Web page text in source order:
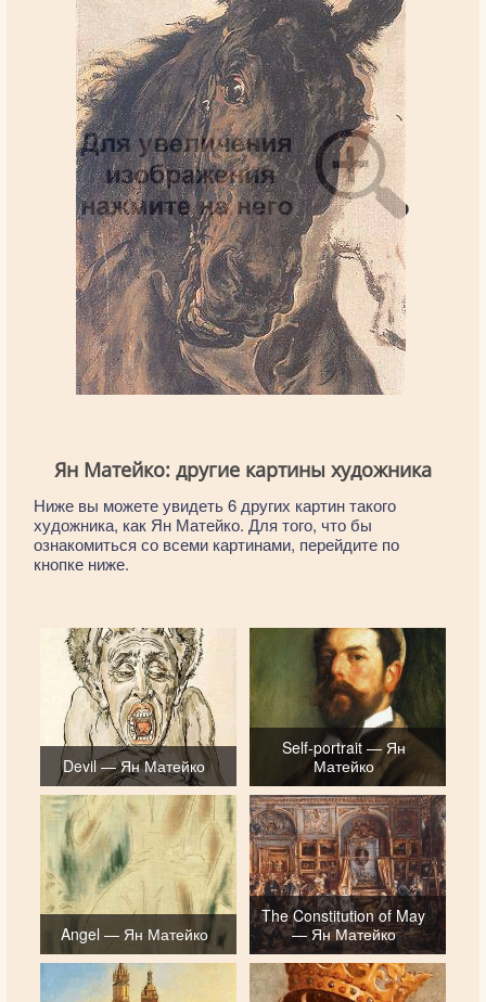
Ян Матейко: другие картины художника
Ниже вы можете увидеть 6 других картин такого
художника, как Ян Матейко. Для того, что бы
ознакомиться со всеми картинами, перейдите по
кнопке ниже.
Devil — Ян Матейко
Self-portrait — Ян
Матейко
Angel — Ян Матейко
The Constitution of May
— Ян Матейко